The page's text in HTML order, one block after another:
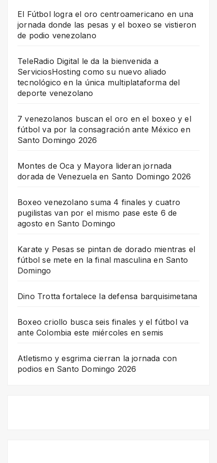
El Fútbol logra el oro centroamericano en una
jornada donde las pesas y el boxeo se vistieron
de podio venezolano
TeleRadio Digital le da la bienvenida a
ServiciosHosting como su nuevo aliado
tecnológico en la única multiplataforma del
deporte venezolano
7 venezolanos buscan el oro en el boxeo y el
fútbol va por la consagración ante México en
Santo Domingo 2026
Montes de Oca y Mayora lideran jornada
dorada de Venezuela en Santo Domingo 2026
Boxeo venezolano suma 4 finales y cuatro
pugilistas van por el mismo pase este 6 de
agosto en Santo Domingo
Karate y Pesas se pintan de dorado mientras el
fútbol se mete en la final masculina en Santo
Domingo
Dino Trotta fortalece la defensa barquisimetana
Boxeo criollo busca seis finales y el fútbol va
ante Colombia este miércoles en semis
Atletismo y esgrima cierran la jornada con
podios en Santo Domingo 2026